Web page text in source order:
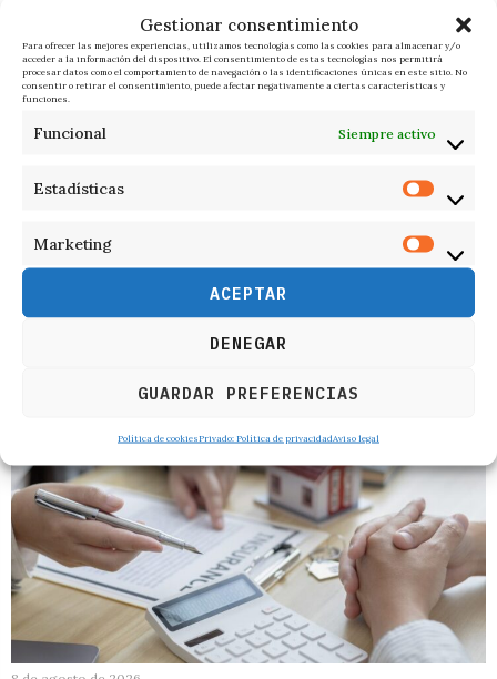
Gestionar consentimiento
Para ofrecer las mejores experiencias, utilizamos tecnologías como las cookies para almacenar y/o
acceder a la información del dispositivo. El consentimiento de estas tecnologías nos permitirá
procesar datos como el comportamiento de navegación o las identificaciones únicas en este sitio. No
consentir o retirar el consentimiento, puede afectar negativamente a ciertas características y
funciones.
Funcional Siempre activo
Estadísticas
Marketing
ACEPTAR
DENEGAR
GUARDAR PREFERENCIAS
Política de cookiesPrivado: Política de privacidadAviso legal
8 de agosto de 2026
El eclipse de sol que no solo se verá, también se escuchará
Por JULIO GARCÍA GÓMEZ…